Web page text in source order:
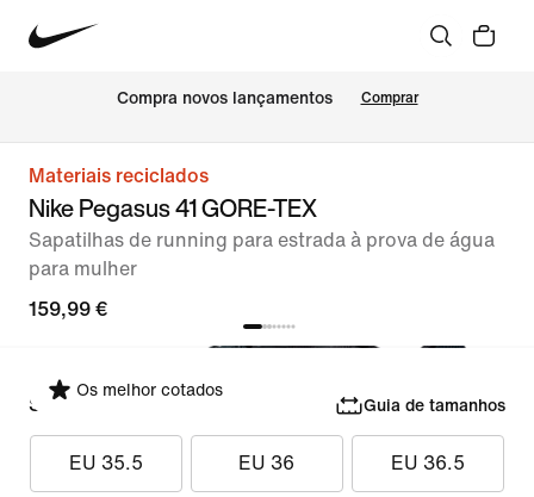
Compra novos lançamentos Comprar
Materiais reciclados
Nike Pegasus 41 GORE-TEX
Sapatilhas de running para estrada à prova de água
para mulher
159,99 €
Os melhor cotados
Selecionar tamanho Guia de tamanhos
EU 35.5 EU 36 EU 36.5